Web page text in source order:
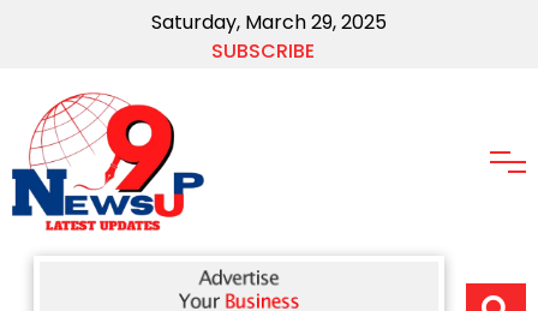
Saturday, March 29, 2025
SUBSCRIBE